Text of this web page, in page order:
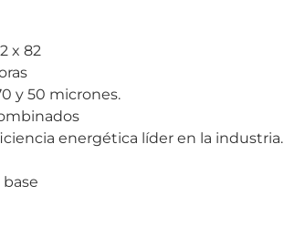
x 82
y 50 micrones.
energética lí­der en la industria.
base